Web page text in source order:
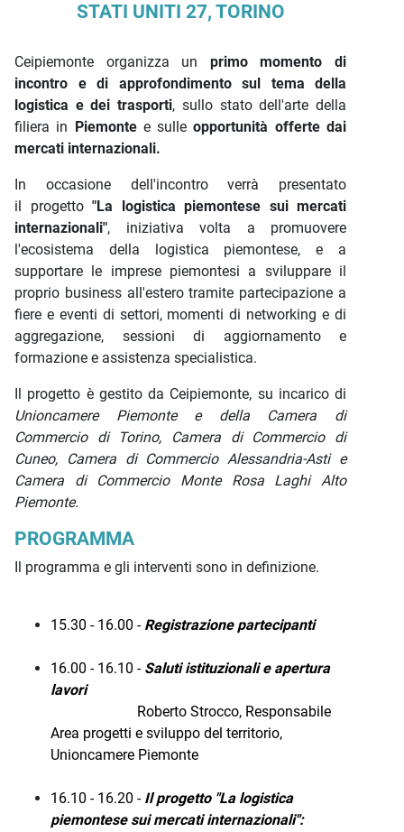
STATI UNITI 27, TORINO
Ceipiemonte organizza un primo momento di
incontro e di approfondimento sul tema della
logistica e dei trasporti, sullo stato dell'arte della
filiera in Piemontee sulleopportunità offerte dai
mercati internazionali.
In occasione dell'incontro verrà presentato
il progetto "La logistica piemontese sui mercati
internazionali", iniziativa volta a promuovere
l'ecosistema della logistica piemontese, e a
supportare le imprese piemontesi a sviluppare il
proprio business all'estero tramite partecipazione a
fiere e eventi di settori, momenti di networking e di
aggregazione, sessioni di aggiornamento e
formazione e assistenza specialistica.
Il progetto è gestito da Ceipiemonte, su incarico di
Unioncamere Piemonte e della Camera di
Commercio di Torino, Camera di Commercio di
Cuneo, Camera di Commercio Alessandria-Asti e
Camera di Commercio Monte Rosa Laghi Alto
Piemonte.
PROGRAMMA
Il programma e gli interventi sono in definizione.
15.30 - 16.00 - Registrazione partecipanti
16.00 - 16.10 - Saluti istituzionali e apertura
lavori
Roberto Strocco, Responsabile
Area progetti e sviluppo del territorio,
Unioncamere Piemonte
16.10 - 16.20 - Il progetto"La logistica
piemontese sui mercati internazionali":